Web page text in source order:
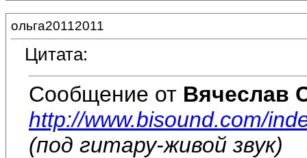
ольга20112011
Цитата:
Сообщение от Вячеслав
http://www.bisound.com/
(под гитару-живой звук)